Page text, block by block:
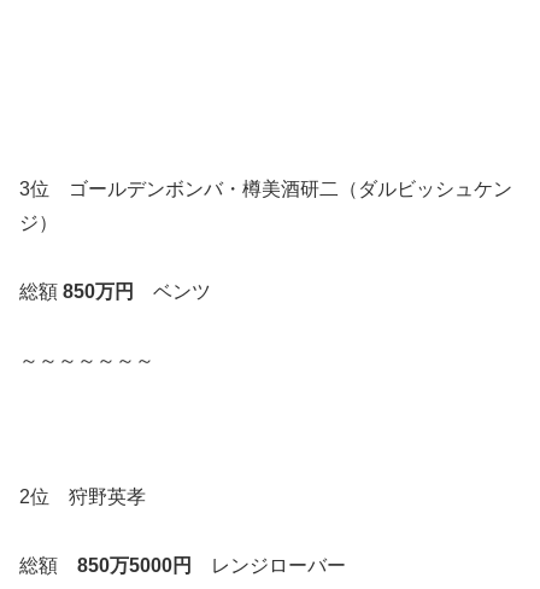
3位 ゴールデンボンバ・樽美酒研二（ダルビッシュケン
ジ）
総額 850万円 ベンツ
～～～～～～～
2位 狩野英孝
総額 850万5000円 レンジローバー